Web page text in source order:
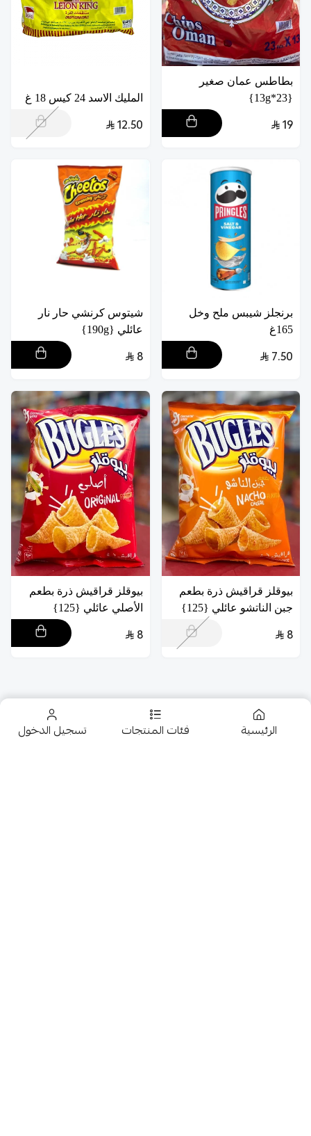
الرئيسية فئات المنتجات تسجيل الدخول
بطاطس عمان صغير
{23*13g}
19
المليك الاسد 24 كيس 18 غ
12.50
برنجلز شيبس ملح وخل
165غ
7.50
شيتوس كرنشي حار نار
عائلي {190g}
8
بيوقلز قراقيش ذرة بطعم
جبن الناتشو عائلي {125}
8
بيوقلز قراقيش ذرة بطعم
الأصلي عائلي {125}
8